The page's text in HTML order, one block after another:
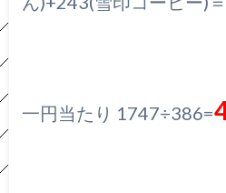
一円当たり 1747÷386=